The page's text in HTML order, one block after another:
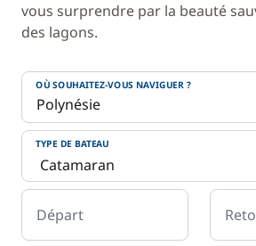
vous surprendre par la beauté
des lagons.
OÙ SOUHAITEZ-VOUS NAVIGUER ?
TYPE DE BATEAU
Départ